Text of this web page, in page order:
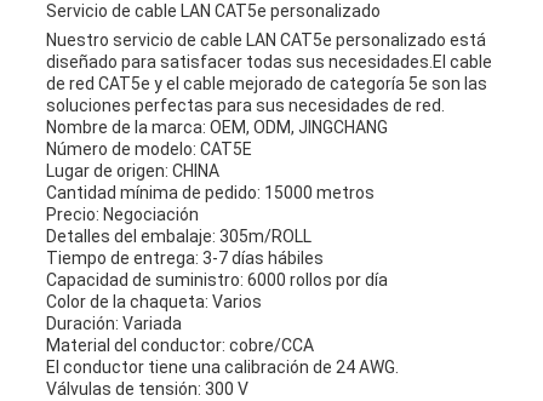
Servicio de cable LAN CAT5e personalizado
Nuestro servicio de cable LAN CAT5e personalizado está
diseñado para satisfacer todas sus necesidades.El cable
de red CAT5e y el cable mejorado de categoría 5e son las
soluciones perfectas para sus necesidades de red.
Nombre de la marca: OEM, ODM, JINGCHANG
Número de modelo: CAT5E
Lugar de origen: CHINA
Cantidad mínima de pedido: 15000 metros
Precio: Negociación
Detalles del embalaje: 305m/ROLL
Tiempo de entrega: 3-7 días hábiles
Capacidad de suministro: 6000 rollos por día
Color de la chaqueta: Varios
Duración: Variada
Material del conductor: cobre/CCA
El conductor tiene una calibración de 24 AWG.
Válvulas de tensión: 300 V